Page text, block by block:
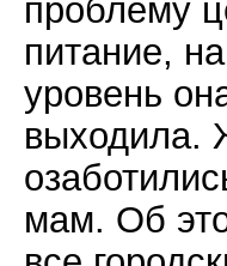
проблему
питание,
уровень
выходила.
мам. Об